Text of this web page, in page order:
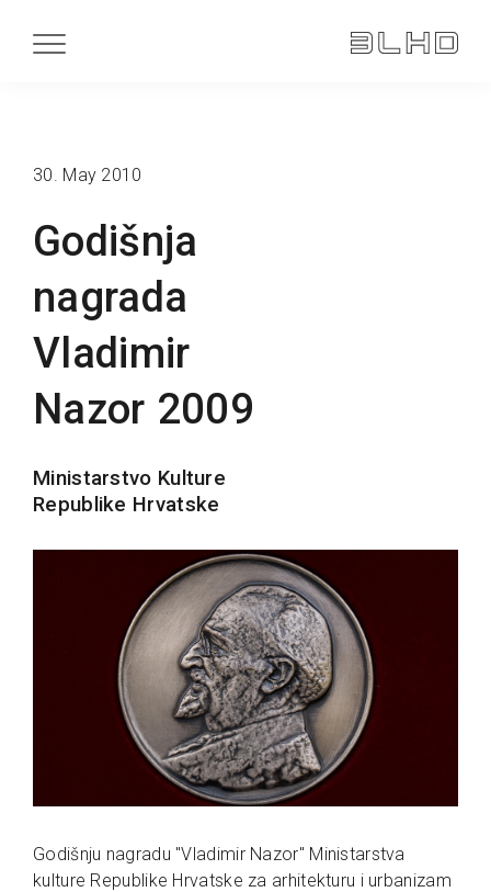
Godišnja
nagrada
Vladimir
Nazor 2009
Ministarstvo Kulture
Republike Hrvatske
30. May 2010
Godišnju nagradu "Vladimir Nazor" Ministarstva
kulture Republike Hrvatske za arhitekturu i urbanizam